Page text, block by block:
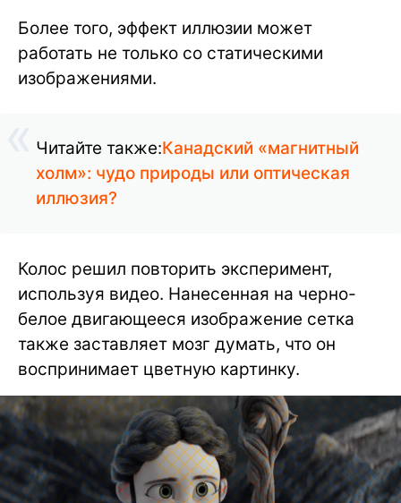
Более того, эффект иллюзии может
работать не только со статическими
изображениями.
Читайте также:Канадский «магнитный
холм»: чудо природы или оптическая
иллюзия?
Колос решил повторить эксперимент,
используя видео. Нанесенная на черно-
белое двигающееся изображение сетка
также заставляет мозг думать, что он
воспринимает цветную картинку.